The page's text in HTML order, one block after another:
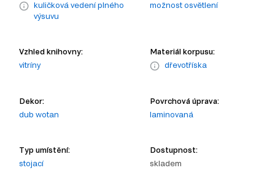
kuličková vedení plného
výsuvu
možnost osvětlení
Vzhled knihovny:
vitríny
Materiál korpusu:
dřevotříska
Dekor:
dub wotan
Povrchová úprava:
laminovaná
Typ umístění:
stojací
Dostupnost:
skladem